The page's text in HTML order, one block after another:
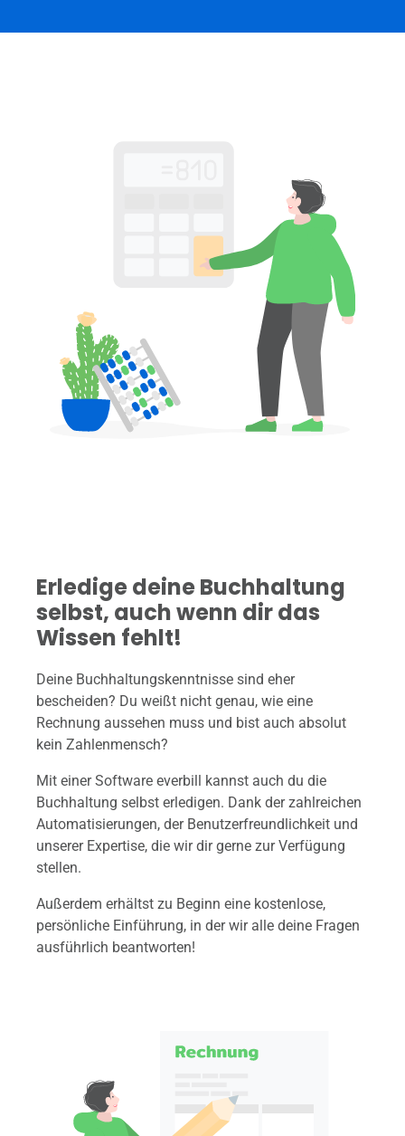
Erledige deine Buchhaltung
selbst, auch wenn dir das
Wissen fehlt!
Deine Buchhaltungskenntnisse sind eher
bescheiden? Du weißt nicht genau, wie eine
Rechnung aussehen muss und bist auch absolut
kein Zahlenmensch?
Mit einer Software everbill kannst auch du die
Buchhaltung selbst erledigen. Dank der zahlreichen
Automatisierungen, der Benutzerfreundlichkeit und
unserer Expertise, die wir dirgerne zur Verfügung
stellen.
Außerdem erhältst zu Beginn eine kostenlose,
persönliche Einführung, in der wir alle deine Fragen
ausführlich beantworten!